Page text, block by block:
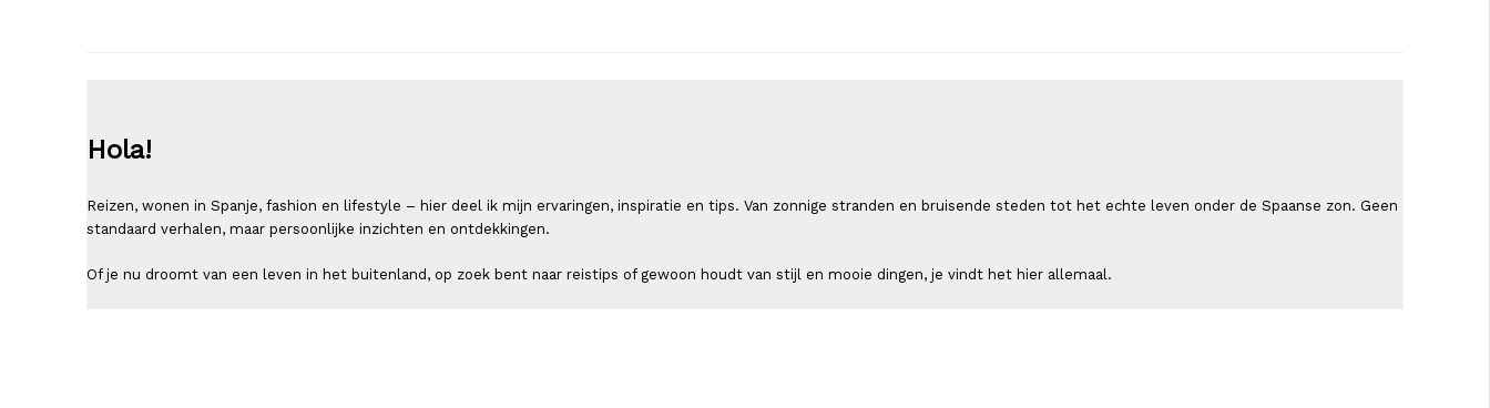
Hola!
Reizen, wonen in Spanje, fashion en lifestyle – hier deel ik mijn ervaringen, inspiratie en tips. Van zonnige stranden en bruisende steden tot het echte leven onder de Spaanse zon. Geen
standaard verhalen, maar persoonlijke inzichten en ontdekkingen.
Of je nu droomt van een leven in het buitenland, op zoek bent naar reistips of gewoon houdt van stijl en mooie dingen, je vindt het hier allemaal.